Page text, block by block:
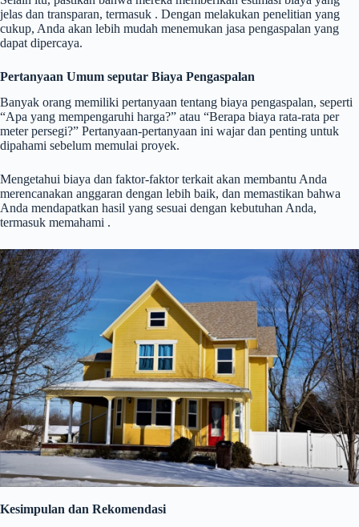
jelas dan transparan, termasuk . Dengan melakukan penelitian yang
cukup, Anda akan lebih mudah menemukan jasa pengaspalan yang
dapat dipercaya.
Pertanyaan Umum seputar Biaya Pengaspalan
Banyak orang memiliki pertanyaan tentang biaya pengaspalan, seperti
“Apa yang mempengaruhi harga?” atau “Berapa biaya rata-rata per
meter persegi?” Pertanyaan-pertanyaan ini wajar dan penting untuk
dipahami sebelum memulai proyek.
Mengetahui biaya dan faktor-faktor terkait akan membantu Anda
merencanakan anggaran dengan lebih baik, dan memastikan bahwa
Anda mendapatkan hasil yang sesuai dengan kebutuhan Anda,
termasuk memahami .
Kesimpulan dan Rekomendasi